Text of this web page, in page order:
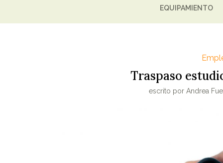
EQUIPAMIENTO
Traspaso
escrito porAndrea